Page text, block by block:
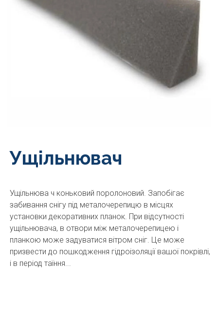
Ущільнювач
Ущільнюва ч коньковий поролоновий. Запобігає
забивання снігу під металочерепицю в місцях
установки декоративних планок. При відсутності
ущільнювача, в отвори між металочерепицею і
планкою може задуватися вітром сніг. Це може
призвести до пошкодження гідроізоляції вашої покрівлі,
і в період таїння...